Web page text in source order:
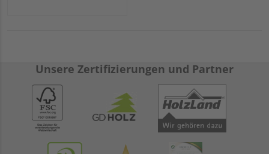
Unsere Zertifizierungen und Partner